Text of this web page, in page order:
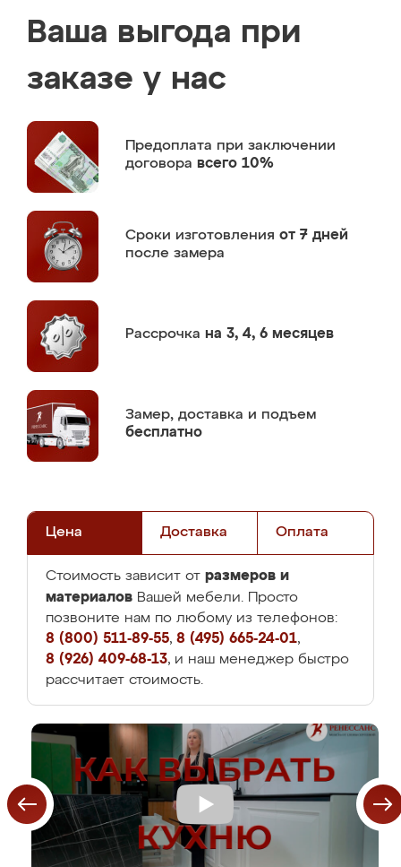
Ваша выгода при
заказе у нас
Предоплата при заключении
договора всего 10%
Сроки изготовления от 7 дней
после замера
Рассрочка на 3, 4, 6 месяцев
Замер, доставка и подъем
бесплатно
Цена Доставка Оплата
Стоимость зависит от размеров и
материалов Вашей мебели. Просто
позвоните нам по любому из телефонов:
8 (800) 511-89-55, 8 (495) 665-24-01,
8 (926) 409-68-13, и наш менеджер быстро
рассчитает стоимость.